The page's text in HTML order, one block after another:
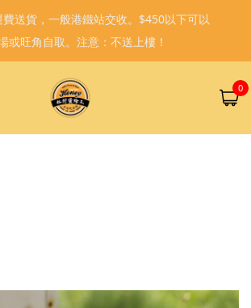
0
送貨，一般港鐵站交收。$450以下可以
或旺角自取。注意：不送上樓！